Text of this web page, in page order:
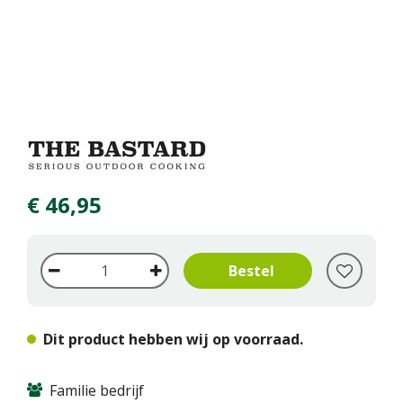
€ 46,95
Dit product hebben wij op voorraad.
Familie bedrijf